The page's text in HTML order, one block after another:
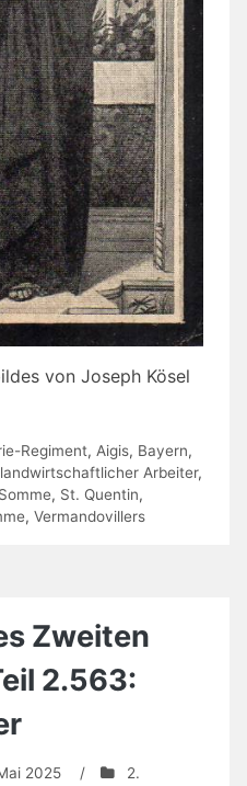
von Joseph Kösel
Regiment, Aigis, Bayern,
landwirtschaftlicher Arbeiter,
Somme, St. Quentin,
, Vermandovillers
Zweiten
2.563:
2025 /
2.